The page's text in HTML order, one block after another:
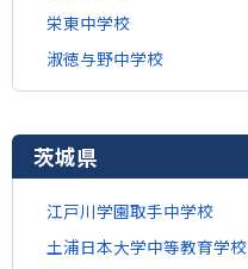
栄東中学校
淑徳与野中学校
茨城県
江戸川学園取手中学校
土浦日本大学中等教育学校